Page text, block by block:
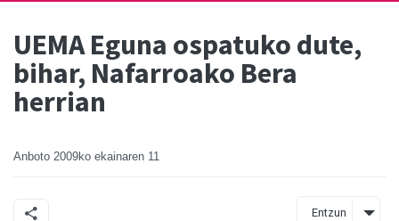
UEMA Eguna ospatuko dute,
bihar, Nafarroako Bera
herrian
Anboto 2009ko ekainaren 11
Entzun